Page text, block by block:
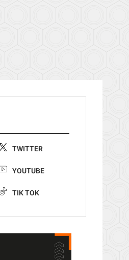
TWITTER
YOUTUBE
TIK TOK